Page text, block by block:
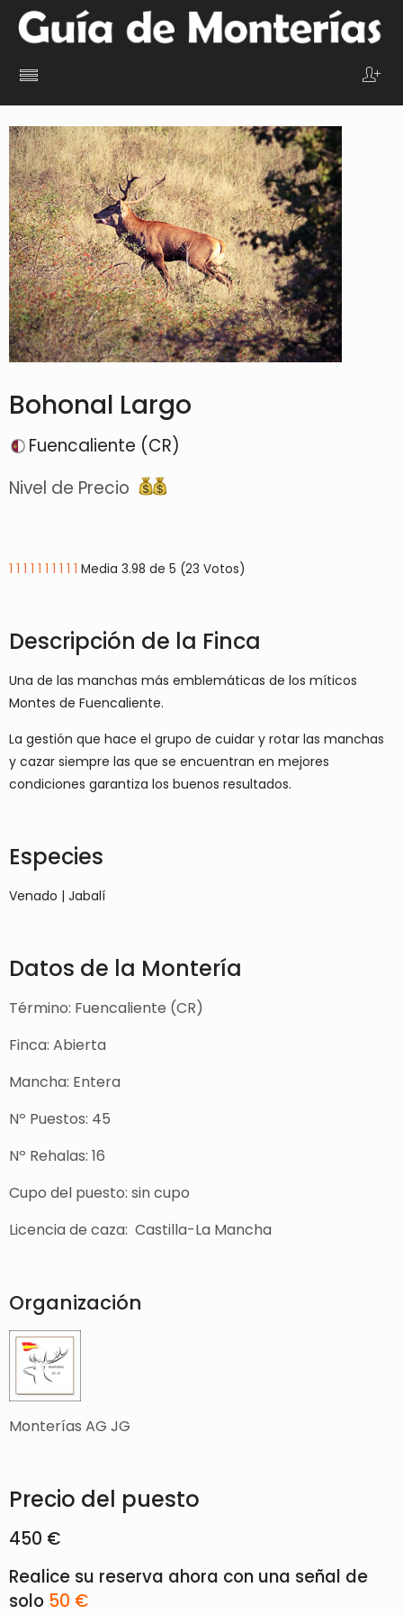
Bohonal Largo
Fuencaliente (CR)
Nivel de Precio
1 1 1 1 1 1 1 1 1 1 Media 3.98 de 5 (23 Votos)
Descripción de la Finca
Una de las manchas más emblemáticas de los míticos
Montes de Fuencaliente.
La gestión que hace el grupo de cuidar y rotar las manchas
y cazar siempre las que se encuentran en mejores
condiciones garantiza los buenos resultados.
Especies
Venado | Jabalí
Datos de la Montería
Término: Fuencaliente (CR)
Finca: Abierta
Mancha: Entera
Nº Puestos: 45
Nº Rehalas: 16
Cupo del puesto: sin cupo
Licencia de caza: Castilla-La Mancha
Organización
Monterías AG JG
Precio del puesto
450 €
Realice su reserva ahora con una señal de
solo 50 €